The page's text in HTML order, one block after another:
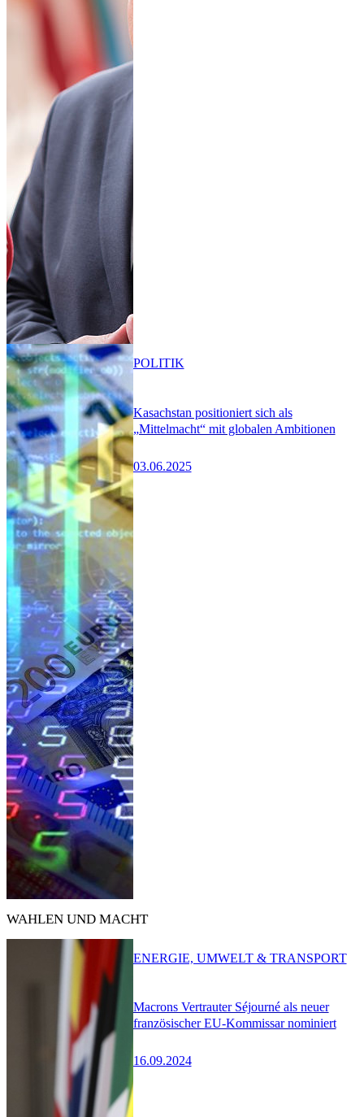
Kasachstan positioniert sich als
„Mittelmacht“ mit globalen Ambitionen
03.06.2025
POLITIK
WAHLEN UND MACHT
Macrons Vertrauter Séjourné als neuer
französischer EU-Kommissar nominiert
16.09.2024
ENERGIE, UMWELT & TRANSPORT